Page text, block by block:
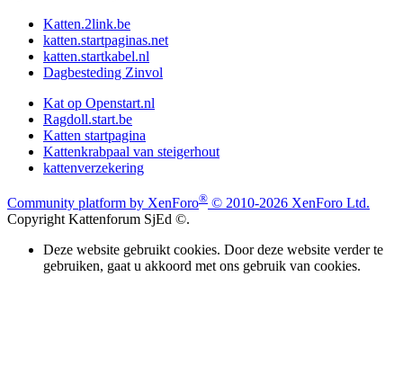
Katten.2link.be
katten.startpaginas.net
katten.startkabel.nl
Dagbesteding Zinvol
Kat op Openstart.nl
Ragdoll.start.be
Katten startpagina
Kattenkrabpaal van steigerhout
kattenverzekering
Community platform by XenForo® © 2010-2026 XenForo Ltd.
Copyright Kattenforum SjEd ©.
Deze website gebruikt cookies. Door deze website verder te
gebruiken, gaat u akkoord met ons gebruik van cookies.